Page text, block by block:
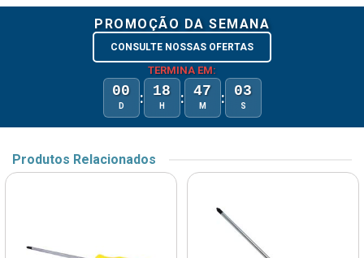
PROMOÇÃO DA SEMANA
CONSULTE NOSSAS OFERTAS
TERMINA EM:
00
D : 18
H : 47
M : 03
S
Produtos Relacionados